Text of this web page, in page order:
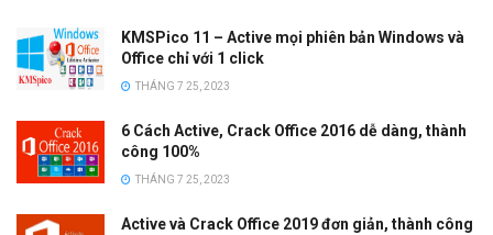
KMSPico 11 – Active mọi phiên bản Windows và
Office chỉ với 1 click
THÁNG 7 25, 2023
6 Cách Active, Crack Office 2016 dễ dàng, thành
công 100%
THÁNG 7 25, 2023
Active và Crack Office 2019 đơn giản, thành công